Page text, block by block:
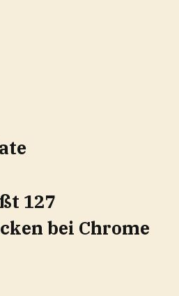
127
bei Chrome